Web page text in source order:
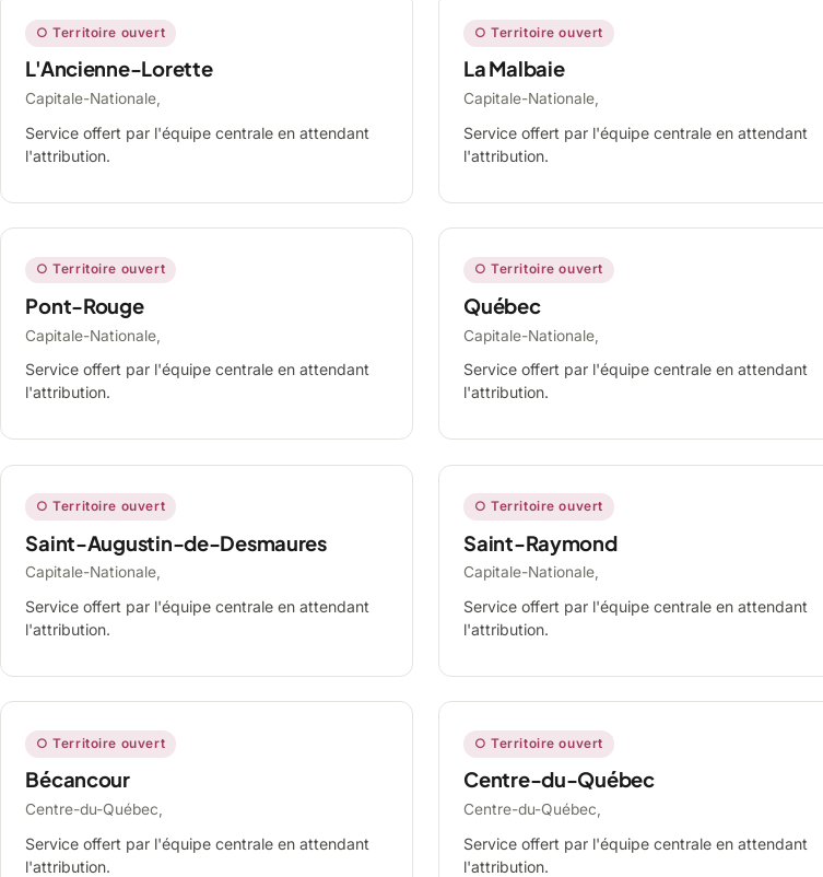
○ Territoire ouvert
L'Ancienne-Lorette
Capitale-Nationale,
Service offert par l'équipe centrale en attendant
l'attribution.
○ Territoire ouvert
La Malbaie
Capitale-Nationale,
Service offert par l'équipe centrale en attendant
l'attribution.
○ Territoire ouvert
Pont-Rouge
Capitale-Nationale,
Service offert par l'équipe centrale en attendant
l'attribution.
○ Territoire ouvert
Québec
Capitale-Nationale,
Service offert par l'équipe centrale en attendant
l'attribution.
○ Territoire ouvert
Saint-Augustin-de-Desmaures
Capitale-Nationale,
Service offert par l'équipe centrale en attendant
l'attribution.
○ Territoire ouvert
Saint-Raymond
Capitale-Nationale,
Service offert par l'équipe centrale en attendant
l'attribution.
○ Territoire ouvert
Bécancour
Centre-du-Québec,
Service offert par l'équipe centrale en attendant
l'attribution.
○ Territoire ouvert
Centre-du-Québec
Centre-du-Québec,
Service offert par l'équipe centrale en attendant
l'attribution.